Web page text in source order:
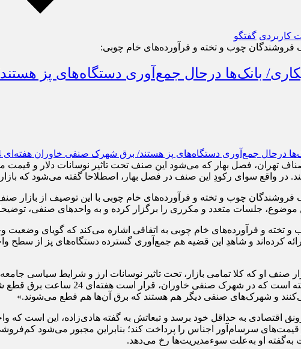
کاربردی گفتگو
فروشندگان چوب و تخته و فرآورده‌های خام چوبی:
بانک‌ها درحال جمع‌آوری دستگاه‌های پز هستند/ برق
تهران، فصل بهار که می‌شود این صنف تحت تاثیر نوسانات دلار و قیمت‌
در واقع سوای رکودِ این صنف در فصل بهار، اصطلاحا گفته می‌شود که
فروشندگان چوب و تخته و فرآورده‌های خام چوبی با این توصیف از بازار
این موضوع، جلسات متعدد و مکرری را برگزار کرده و به واحدهای صنفی،
تخته و فرآورده‌های خام چوبی به اتفاقی اشاره می‌کند که گویای
کرده‌اند و شاهدِ این قضیه هم جمع‌آوری گسترده دستگاه‌های پز از
بازار صنف او که کلا تمامی بازار، تحت تاثیر نوسانات ارز و شرایط سیاسی
اعلام این خبر به واحدها در
اقتصادی به حداقل خود برسد و تبعاتش به گفته هادی‌زاده، این است که
و قیمت‌های سرسام‌آور اجناس را پرداخت کند؛ بنابراین مجبور می‌شود
به‌گفته او به‌علت سوءمدیریت‌ها رخ می‌دهد.